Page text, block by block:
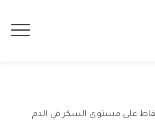
على مستوى السكر في الدم